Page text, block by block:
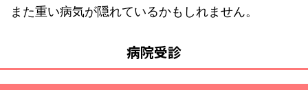
また重い病気が隠れているかもしれません。
病院受診